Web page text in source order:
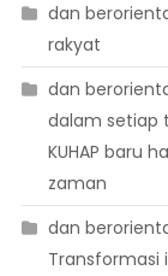
dan
rakyat
dan
dalam setiap
KUHAP baru
zaman
dan
Transformasi